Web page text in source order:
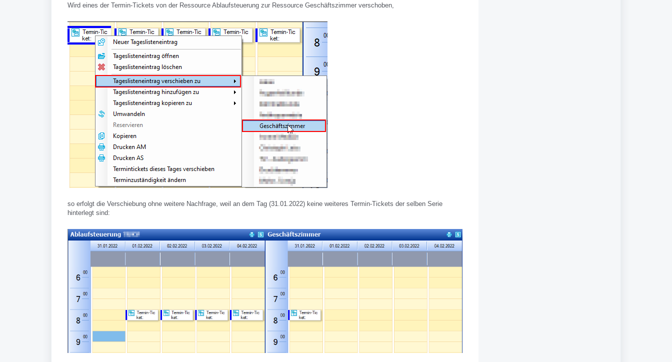
Wird eines der Termin-Tickets von der Ressource Ablaufsteuerung zur Ressource Geschäftszimmer verschoben,
so erfolgt die Verschiebung ohne weitere Nachfrage, weil an dem Tag (31.01.2022) keine weiteres Termin-Tickets der selben Serie
hinterlegt sind: